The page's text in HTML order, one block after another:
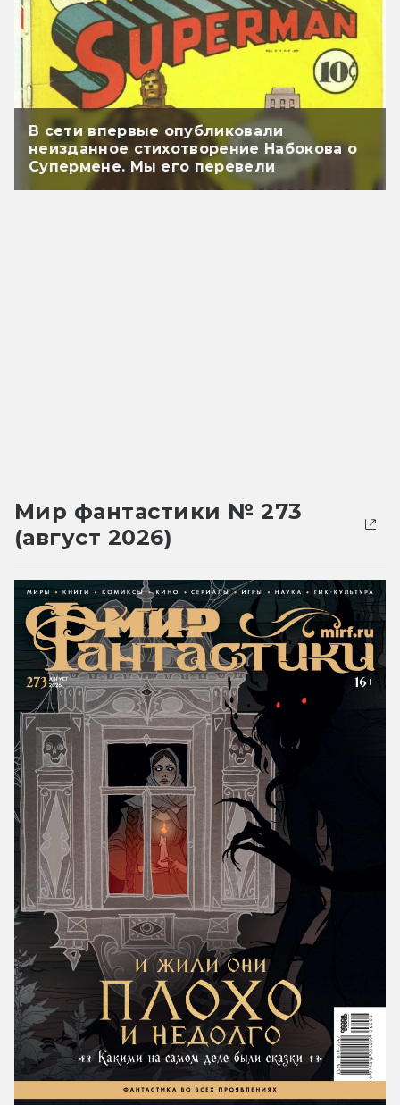
В сети впервые опубликовали
неизданное стихотворение Набокова о
Супермене. Мы его перевели
Мир фантастики № 273
(август 2026)